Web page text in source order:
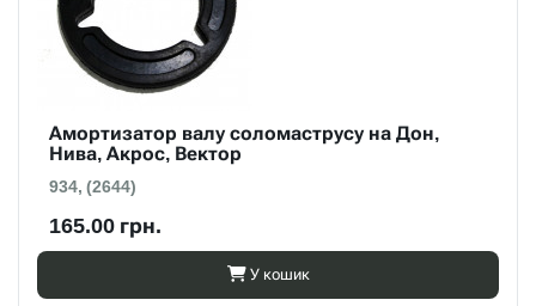
Амортизатор валу соломаструсу на Дон,
Нива, Акрос, Вектор
934, (2644)
165.00 грн.
У кошик